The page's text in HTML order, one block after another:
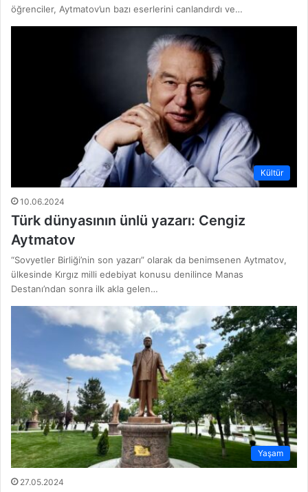
öğrenciler, Aytmatov’un bazı eserlerini canlandırdı ve…
Kültür
10.06.2024
Türk dünyasının ünlü yazarı: Cengiz
Aytmatov
“Sovyetler Birliği’nin son yazarı” olarak da benimsenen Aytmatov,
ülkesinde Kırgız milli edebiyat konusu denilince Manas
Destanı’ndan sonra ilk akla gelen…
Yaşam
27.05.2024